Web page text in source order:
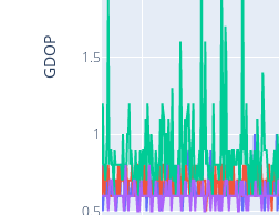
0.5
1
1.5
GDOP